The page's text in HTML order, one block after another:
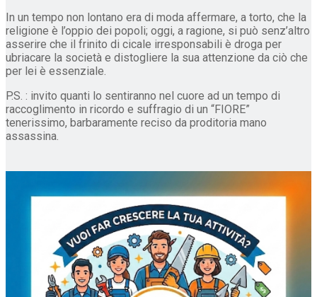
In un tempo non lontano era di moda affermare, a torto, che la
religione è l’oppio dei popoli; oggi, a ragione, si può senz’altro
asserire che il frinito di cicale irresponsabili è droga per
ubriacare la società e distogliere la sua attenzione da ciò che
per lei è essenziale.
P.S. : invito quanti lo sentiranno nel cuore ad un tempo di
raccoglimento in ricordo e suffragio di un “FIORE”
tenerissimo, barbaramente reciso da proditoria mano
assassina.